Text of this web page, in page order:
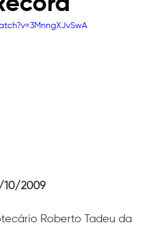
10/2009
Roberto Tadeu da